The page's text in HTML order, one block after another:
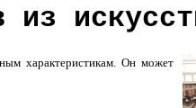
из
характеристикам. Он может